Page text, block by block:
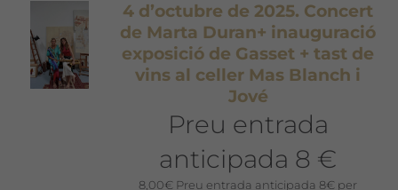
4 d’octubre de 2025. Concert
de Marta Duran+ inauguració
exposició de Gasset + tast de
vins al celler Mas Blanch i
Jové
Preu entrada
anticipada 8 €
8,00€ Preu entrada anticipada 8€ per